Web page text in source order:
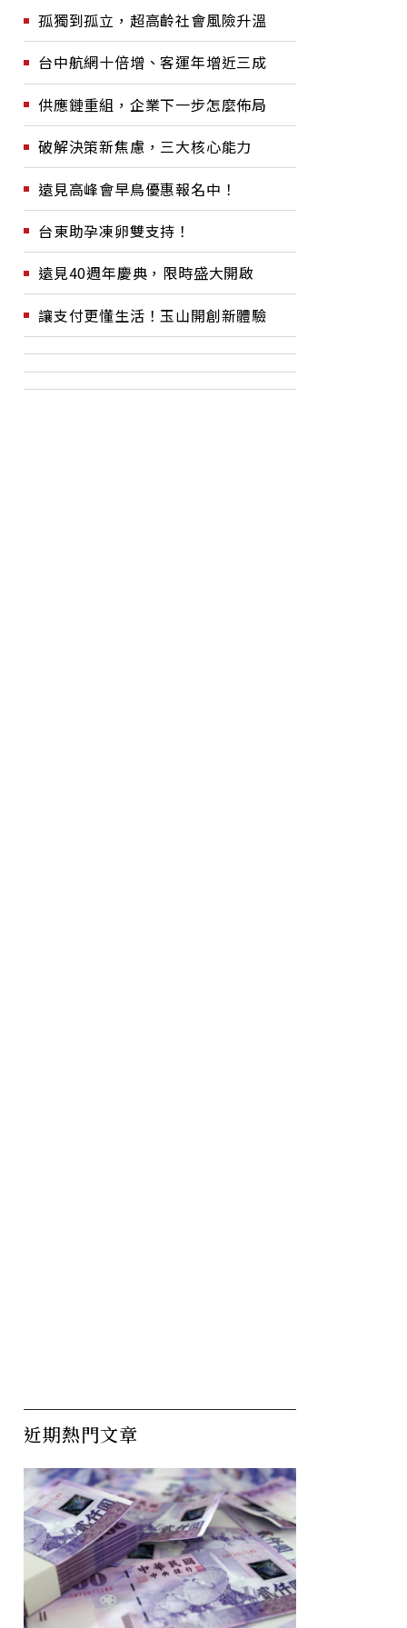
孤獨到孤立，超高齡社會風險升溫
台中航網十倍增、客運年增近三成
供應鏈重組，企業下一步怎麼佈局
破解決策新焦慮，三大核心能力
遠見高峰會早鳥優惠報名中！
台東助孕凍卵雙支持！
遠見40週年慶典，限時盛大開啟
讓支付更懂生活！玉山開創新體驗
近期熱門文章